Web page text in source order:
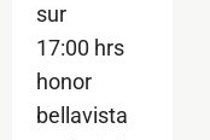
sur
17:00 hrs
honor
bellavista